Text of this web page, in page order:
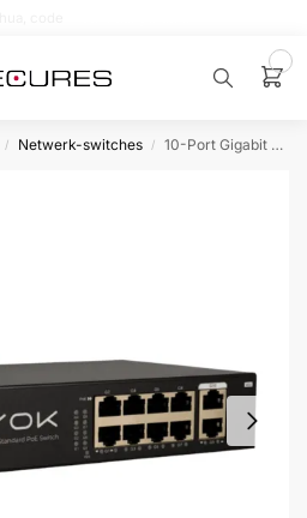
/ Netwerk-switches / 10-Port Gigabit Switch met 8 PoE+ ports